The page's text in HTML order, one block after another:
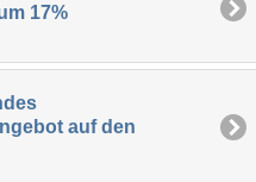
17%
auf den